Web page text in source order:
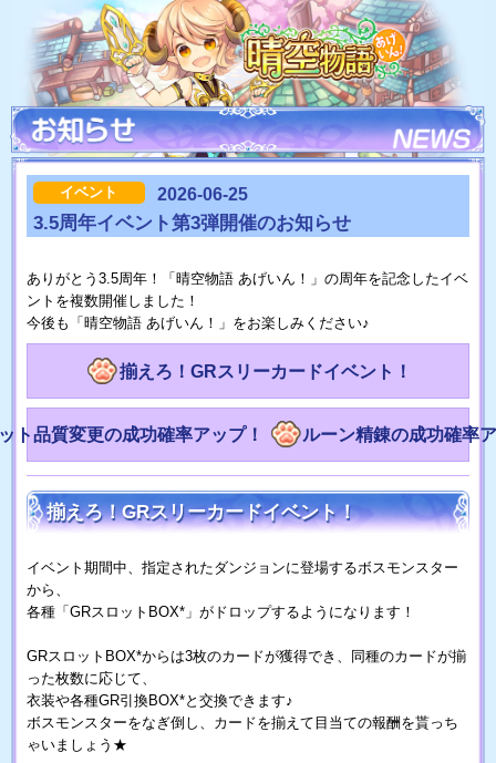
イベント 2026-06-25
3.5周年イベント第3弾開催のお知らせ
ありがとう3.5周年！「晴空物語 あげいん！」の周年を記念したイベ
ントを複数開催しました！
今後も「晴空物語 あげいん！」をお楽しみください♪
揃えろ！GRスリーカードイベント！
ト品質変更の成功確率アップ！ ルーン精錬の成功確率
揃えろ！GRスリーカードイベント！
イベント期間中、指定されたダンジョンに登場するボスモンスター
から、
各種「GRスロットBOX*」がドロップするようになります！
GRスロットBOX*からは3枚のカードが獲得でき、同種のカードが揃
った枚数に応じて、
衣装や各種GR引換BOX*と交換できます♪
ボスモンスターをなぎ倒し、カードを揃えて目当ての報酬を貰っち
ゃいましょう★